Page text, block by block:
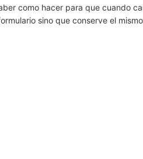
como hacer para que cuando
sino que conserve el